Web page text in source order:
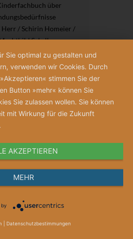
über
/ Schirin Homeier /
Sckell
25,00 €
Sie optimal zu gestalten und
verwenden wir Cookies. Durch
stimmen Sie der
Button »mehr« können Sie
Sie zulassen wollen. Sie können
mit Wirkung für die Zukunft
AKZEPTIEREN
MEHR
by
Datenschutzbestimmungen